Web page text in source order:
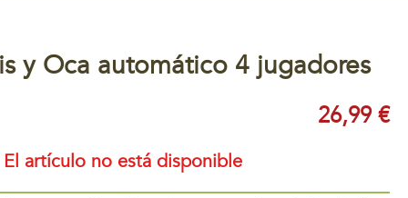
y Oca automático 4 jugadores
26,99 €
El artículo no está disponible